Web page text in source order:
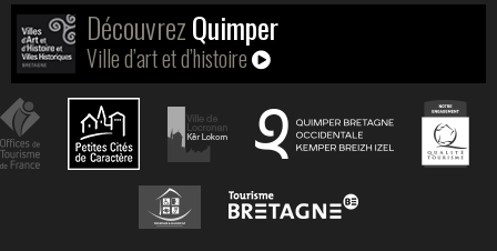
DécouvrezQuimper
Ville d’art et d’histoire